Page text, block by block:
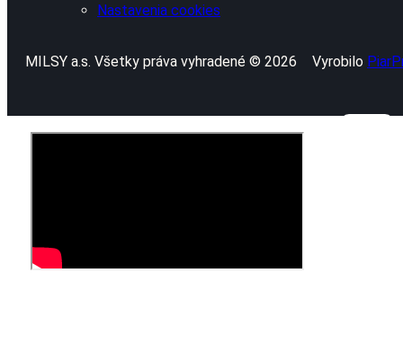
Nastavenia cookies
MILSY a.s. Všetky práva vyhradené © 2026 Vyrobilo